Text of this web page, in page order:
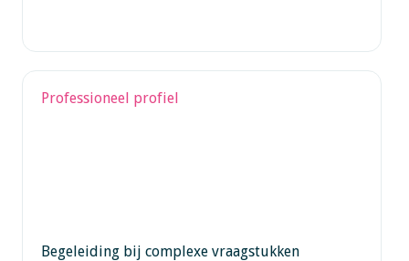
Professioneel profiel
Begeleiding bij complexe vraagstukken